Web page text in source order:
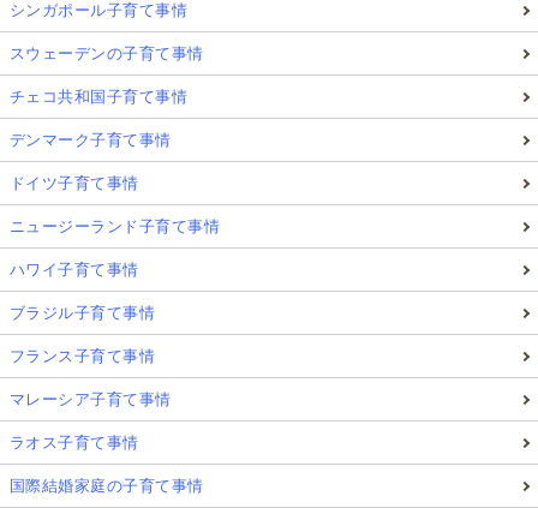
シンガポール子育て事情
スウェーデンの子育て事情
チェコ共和国子育て事情
デンマーク子育て事情
ドイツ子育て事情
ニュージーランド子育て事情
ハワイ子育て事情
ブラジル子育て事情
フランス子育て事情
マレーシア子育て事情
ラオス子育て事情
国際結婚家庭の子育て事情